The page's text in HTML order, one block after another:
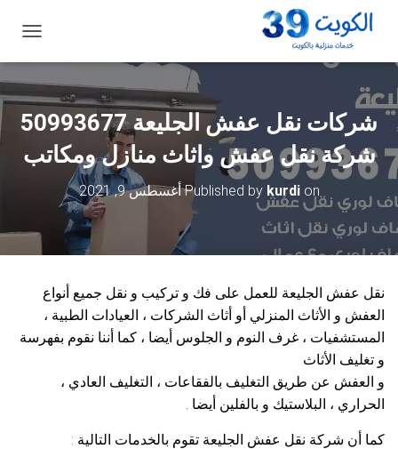
ب
ي
ل
ا
ت
شركات نقل عفش الجليعة 50993677
شركة نقل عفش واثاث منازل ومكاتب
Published by kurdion أغسطس 9, 2021
نقل عفش الجليعة للعمل على فك و تركيب و نقل جميع أنواع
العفش و الأثاث المنزلي أو أثاث الشركات ، العيادات الطبية ،
المستشفيات ، غرف النوم و الجلوس أيضا ، كما أننا نقوم بفهرسة
و تغليف الأثاث
و العفش عن طريق التغليف بالفقاعات ، التغليف العادي ،
الحراري ، البلاستيك و بالفلين أيضا .
كما أن شركة نقل عفش الجليعة تقوم بالخدمات التالية :